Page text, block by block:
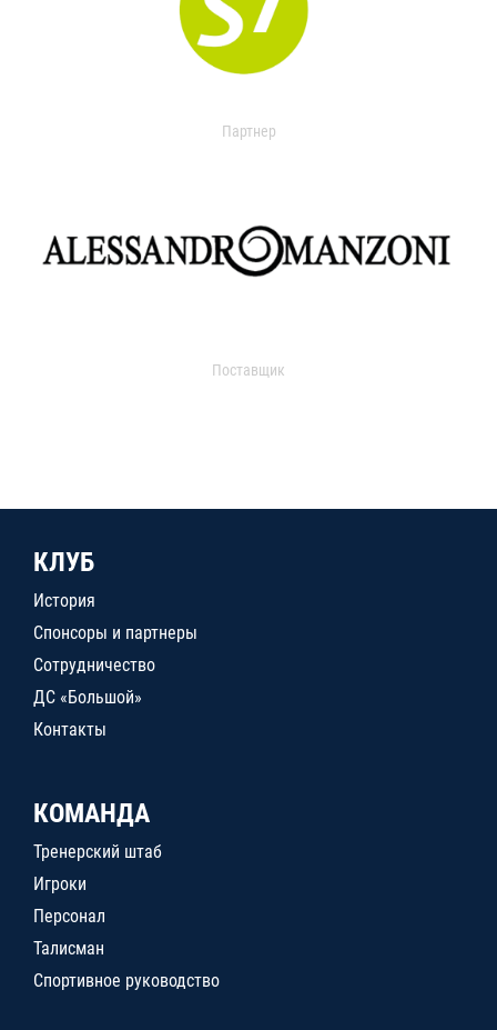
Партнер
Поставщик
КЛУБ
История
Спонсоры и партнеры
Сотрудничество
ДС «Большой»
Контакты
КОМАНДА
Тренерский штаб
Игроки
Персонал
Талисман
Спортивное руководство